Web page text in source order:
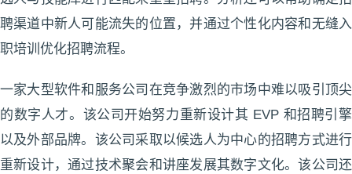
聘渠道中新人可能流失的位置，并通过个性化内容和无缝入
职培训优化招聘流程。
一家大型软件和服务公司在竞争激烈的市场中难以吸引顶尖
的数字人才。该公司开始努力重新设计其 EVP 和招聘引擎
以及外部品牌。该公司采取以候选人为中心的招聘方式进行
重新设计，通过技术聚会和讲座发展其数字文化。该公司还